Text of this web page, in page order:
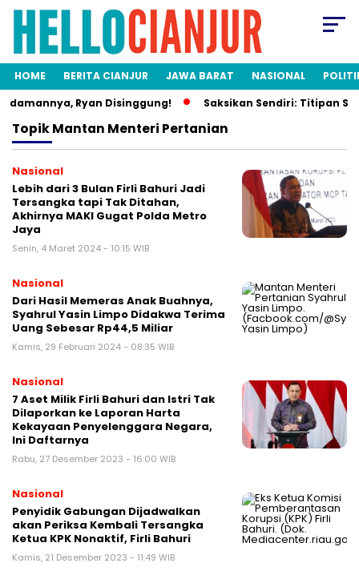
HOME BERITA CIANJUR JAWA BARAT NASIONAL
Ryan Disinggung!
Saksikan Sendiri: Titipan
TopikMantan Menteri Pertanian
Nasional
Lebih dari 3 Bulan Firli Bahuri Jadi
Tersangka tapi Tak Ditahan,
Akhirnya MAKI Gugat Polda Metro
Jaya
Senin, 4 Maret 2024 - 10:15 WIB
Nasional
Dari Hasil Memeras Anak Buahnya,
Syahrul Yasin Limpo Didakwa Terima
Uang Sebesar Rp44,5 Miliar
Kamis, 29 Februari 2024 - 08:35 WIB
Nasional
7 Aset Milik Firli Bahuri dan Istri Tak
Dilaporkan ke Laporan Harta
Kekayaan Penyelenggara Negara,
Ini Daftarnya
Rabu, 27 Desember 2023 - 16:00 WIB
Nasional
Penyidik Gabungan Dijadwalkan
akan Periksa Kembali Tersangka
Ketua KPK Nonaktif, Firli Bahuri
Kamis, 21 Desember 2023 - 11:49 WIB